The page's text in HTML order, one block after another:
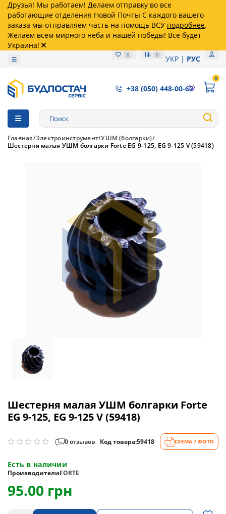
Друзья! Мы работаем! Делаем отправку во все
работающие отделения Новой Почты С каждого вашего
заказа мы отправляем часть на помощь ВСУ подробнее.
Желаем всем мирного неба и нашей победы! Все будет
Украина!
0 0 УКР РУС
+38 (050) 448-00-62
0
Главная Электроинструмент УШМ (болгарки)
Шестерня малая УШМ болгарки Forte EG 9-125, EG 9-125 V (59418)
Шестерня малая УШМ болгарки Forte
EG 9-125, EG 9-125 V (59418)
0 отзывов Код товара:59418 СХЕМА / ФОТО
Есть в наличии
ПроизводителиFORTE
95.00 грн